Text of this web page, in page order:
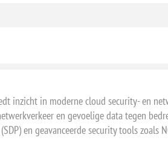
inzicht in moderne cloud security- en
en gevoelige data tegen
en geavanceerde security tools